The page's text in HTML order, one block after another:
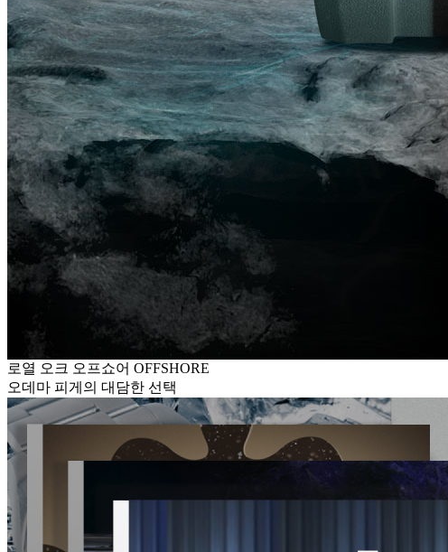
로열 오크 오프쇼어 OFFSHORE
오데마 피게의 대담한 선택